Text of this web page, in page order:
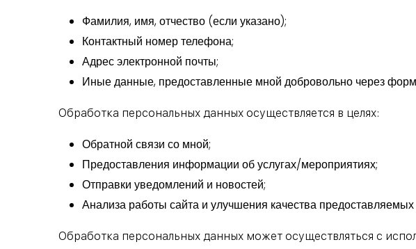
Фамилия, имя, отчество (если указано);
Контактный номер телефона;
Адрес электронной почты;
Иные данные, предоставленные мной добровольно через
Обработка персональных данных осуществляется в целях:
Обратной связи со мной;
Предоставления информации об услугах/мероприятиях;
Отправки уведомлений и новостей;
Анализа работы сайта и улучшения качества предоставляемых
Обработка персональных данных может осуществляться с